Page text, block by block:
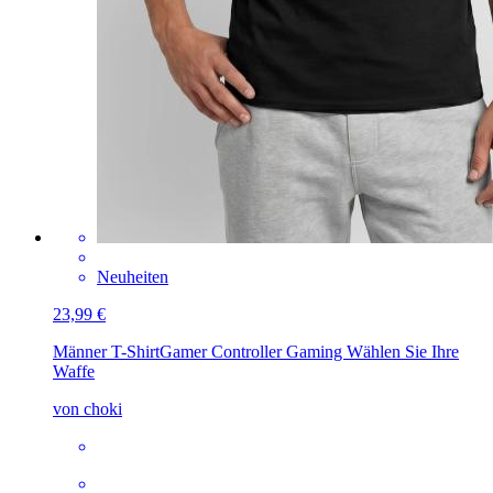
Neuheiten
23,99 €
Männer T-ShirtGamer Controller Gaming Wählen Sie Ihre
Waffe
von choki